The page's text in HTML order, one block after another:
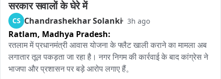
सरकार सवालों के घेरे में
CS Chandrashekhar Solanki 3h ago
Ratlam, Madhya Pradesh:
रतलाम में प्रधानमंत्री आवास योजना के फ्लैट खाली कराने का मामला अब
लगातार तूल पकड़ता जा रहा है। नगर निगम की कार्रवाई के बाद कांग्रेस ने
भाजपा और प्रशासन पर बड़े आरोप लगाए हैं。